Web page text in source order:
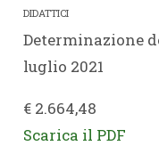
DIDATTICI
Determinazione
luglio 2021
€ 2.664,48
Scarica il PDF